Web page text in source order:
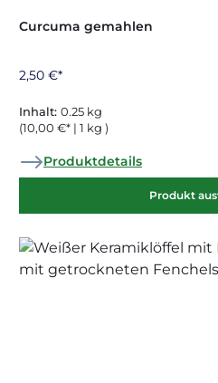
Curcuma gemahlen
2,50 €*
Inhalt: 0.25 kg
(10,00 €* | 1 kg )
Produktdetails
Produkt